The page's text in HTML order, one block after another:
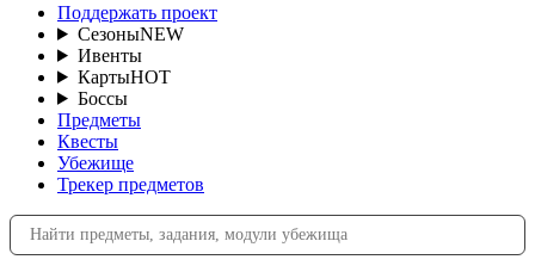
Поддержать проект
СезоныNEW
Ивенты
КартыHOT
Боссы
Предметы
Квесты
Убежище
Трекер предметов